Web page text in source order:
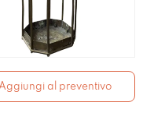
al preventivo